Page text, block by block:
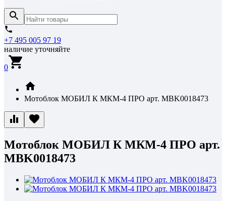
+7 495 005 97 19
наличие уточняйте
0
Мотоблок МОБИЛ К МКМ-4 ПРО арт. MBK0018473
Мотоблок МОБИЛ К МКМ-4 ПРО арт.
MBK0018473